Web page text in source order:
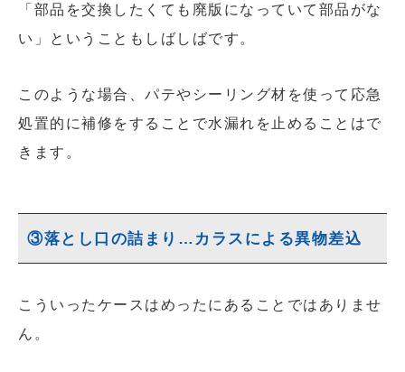
「部品を交換したくても廃版になっていて部品がな
い」ということもしばしばです。
このような場合、パテやシーリング材を使って応急
処置的に補修をすることで水漏れを止めることはで
きます。
③落とし口の詰まり…カラスによる異物差込
こういったケースはめったにあることではありませ
ん。